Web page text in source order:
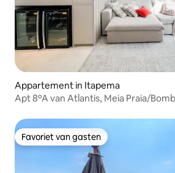
Appartement in Itapema
Apt 8ºA van Atlantis, Meia Praia/
Favoriet van gasten
Favoriet van gasten